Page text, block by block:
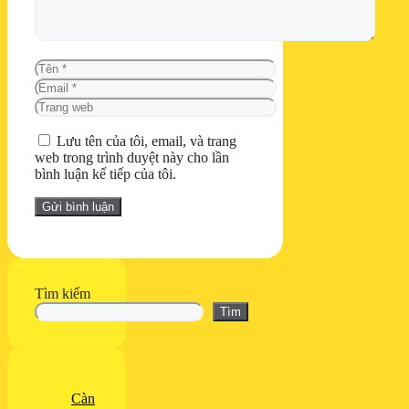
Tên
Email
Trang
Lưu tên của tôi, email, và trang
web trong trình duyệt này cho lần
bình luận kế tiếp của tôi.
Tìm kiếm
Tìm
Càn